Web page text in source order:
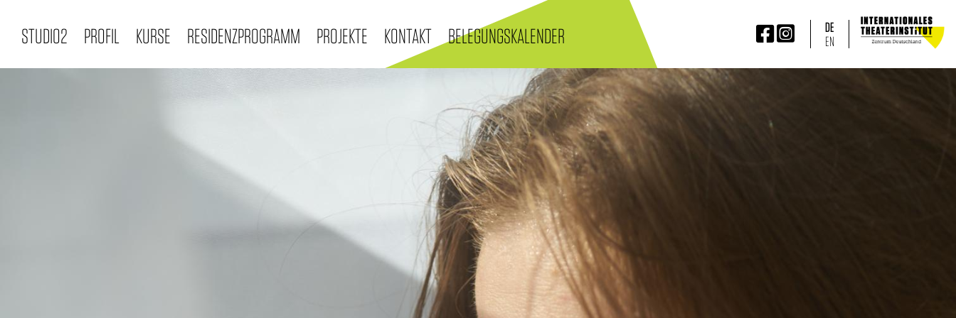
zum
Inhalt
MAIN
NAVIGATION
STUDIO2 PROFIL KURSE RESIDENZPROGRAMM PROJEKTE KONTAKT BELEGUNGSKALENDER  
DE
EN